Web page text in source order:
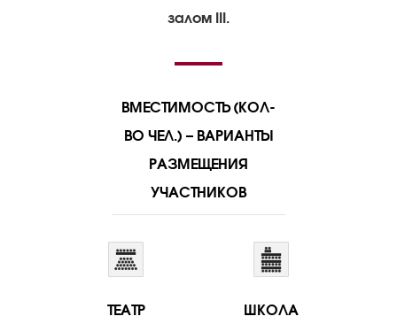
залом III.
ВМЕСТИМОСТЬ (КОЛ-
ВО ЧЕЛ.) – ВАРИАНТЫ
РАЗМЕЩЕНИЯ
УЧАСТНИКОВ
ТЕАТР ШКОЛА